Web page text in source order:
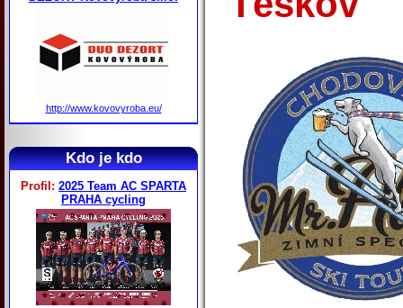
http://www.kovovyroba.eu/
Kdo je kdo
Profil: 2025 Team AC SPARTA
PRAHA cycling